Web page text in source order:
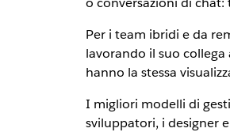
Per i team ibridi e da
lavorando il suo
hanno la stessa
I migliori modelli di
sviluppatori, i designer